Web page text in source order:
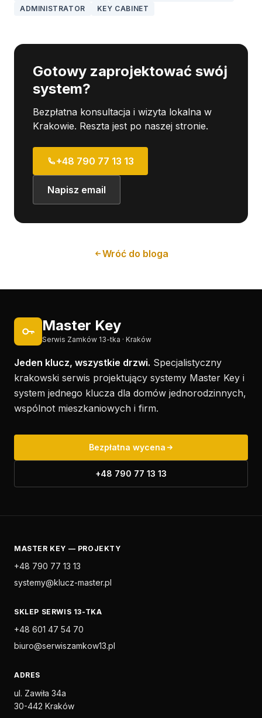
ADMINISTRATOR
KEY CABINET
Gotowy zaprojektować swój
system?
Bezpłatna konsultacja i wizyta lokalna w
Krakowie. Reszta jest po naszej stronie.
+48 790 77 13 13
Napisz email
Wróć do bloga
Master Key
Serwis Zamków 13-tka · Kraków
Jeden klucz, wszystkie drzwi. Specjalistyczny
krakowski serwis projektujący systemy Master Key i
system jednego klucza dla domów jednorodzinnych,
wspólnot mieszkaniowych i firm.
Bezpłatna wycena
+48 790 77 13 13
MASTER KEY — PROJEKTY
+48 790 77 13 13
systemy@klucz-master.pl
SKLEP SERWIS 13-TKA
+48 601 47 54 70
biuro@serwiszamkow13.pl
ADRES
ul. Zawiła 34a
30-442 Kraków